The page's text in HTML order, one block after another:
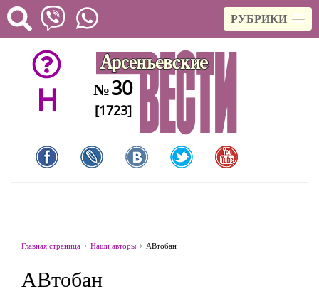
РУБРИКИ
H №30
[1723]
Главная страница Наши авторы АВтобан
АВтобан